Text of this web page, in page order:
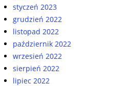
styczeń 2023
grudzień 2022
listopad 2022
październik 2022
wrzesień 2022
sierpień 2022
lipiec 2022